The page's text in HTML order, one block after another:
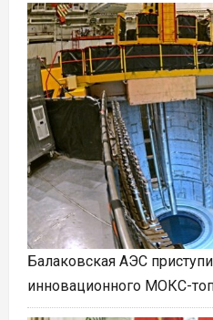
Балаковская АЭС
инновационного МОКС-